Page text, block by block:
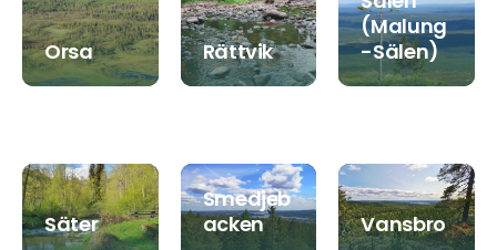
Orsa Rättvik
(Malung
-Sälen)
Säter
Smedjeb
acken
Vansbro